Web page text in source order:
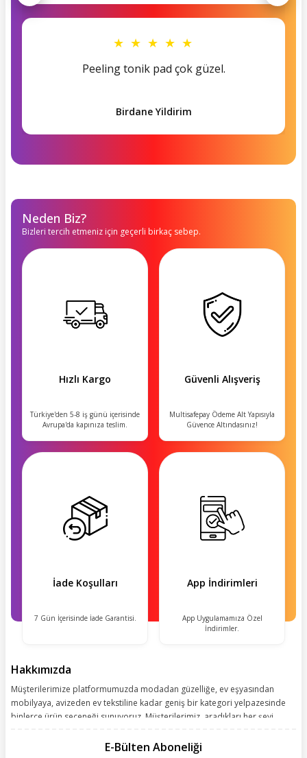
★ ★ ★ ★ ★
Peeling tonik pad çok güzel.
Birdane Yildirim
Neden Biz?
Bizleri tercih etmeniz için geçerli birkaç sebep.
Hızlı Kargo
Türkiye'den 5-8 iş günü içerisinde
Avrupa'da kapınıza teslim.
Güvenli Alışveriş
Multisafepay Ödeme Alt Yapısıyla
Güvence Altındasınız!
İade Koşulları
7 Gün İçerisinde İade Garantisi.
App İndirimleri
App Uygulamamıza Özel
İndirimler.
Hakkımızda
Müşterilerimize platformumuzda modadan güzelliğe, ev eşyasından
mobilyaya, avizeden ev tekstiline kadar geniş bir kategori yelpazesinde
binlerce ürün seçeneği sunuyoruz. Müşterilerimiz, aradıkları her şeyi
kolay, kusursuz ve keyifli bir alışveriş yolculuğu sunarken deneyiminize
E-Bülten Aboneliği